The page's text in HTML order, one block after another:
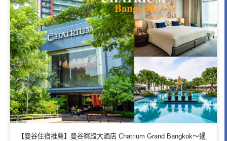
【曼谷住宿推薦】曼谷察殿大酒店 Chatrium Grand Bangkok～暹